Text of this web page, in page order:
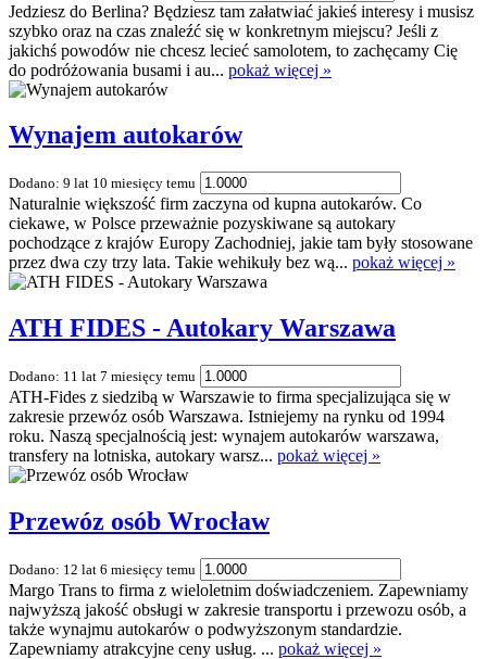
Jedziesz do Berlina? Będziesz tam załatwiać jakieś interesy i musisz
szybko oraz na czas znaleźć się w konkretnym miejscu? Jeśli z
jakichś powodów nie chcesz lecieć samolotem, to zachęcamy Cię
do podróżowania busami i au... pokaż więcej »
Wynajem autokarów
Dodano: 9 lat 10 miesięcy temu
Naturalnie większość firm zaczyna od kupna autokarów. Co
ciekawe, w Polsce przeważnie pozyskiwane są autokary
pochodzące z krajów Europy Zachodniej, jakie tam były stosowane
przez dwa czy trzy lata. Takie wehikuły bez wą... pokaż więcej »
ATH FIDES - Autokary Warszawa
Dodano: 11 lat 7 miesięcy temu
ATH-Fides z siedzibą w Warszawie to firma specjalizująca się w
zakresie przewóz osób Warszawa. Istniejemy na rynku od 1994
roku. Naszą specjalnością jest: wynajem autokarów warszawa,
transfery na lotniska, autokary warsz... pokaż więcej »
Przewóz osób Wrocław
Dodano: 12 lat 6 miesięcy temu
Margo Trans to firma z wieloletnim doświadczeniem. Zapewniamy
najwyższą jakość obsługi w zakresie transportu i przewozu osób, a
także wynajmu autokarów o podwyższonym standardzie.
Zapewniamy atrakcyjne ceny usług. ... pokaż więcej »